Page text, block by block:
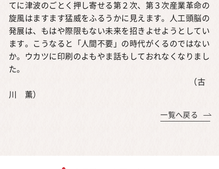
てに津波のごとく押し寄せる第２次、第３次産業革命の
旋風はますます猛威をふるうかに見えます。人工頭脳の
発展は、もはや際限もない未来を招きよせようとしてい
ます。こうなると「人間不要」の時代がくるのではない
か。ウカツに印刷のよもやま話もしておれなくなりまし
た。
（古
川 薫）
一覧へ戻る